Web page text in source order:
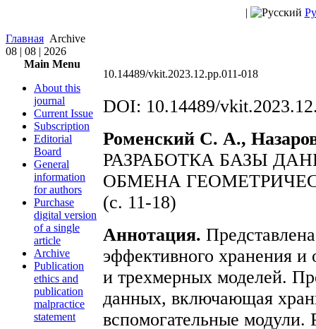
|
Главная Archive
08 | 08 | 2026
Main Menu
About this
journal
Current Issue
Subscription
Editorial
Board
General
information
for authors
Purchase
digital version
of a single
article
Archive
Publication
ethics and
publication
malpractice
statement
10.14489/vkit.2023.12.рр.011-018
DOI: 10.14489/
Роменский С. А.,
РАЗРАБОТКА БАЗЫ
ОБМЕНА
(с. 11-18)
Аннотация.
эффективного хранения
и трехмерных моделей.
данных, включающая
вспомогательные модули.